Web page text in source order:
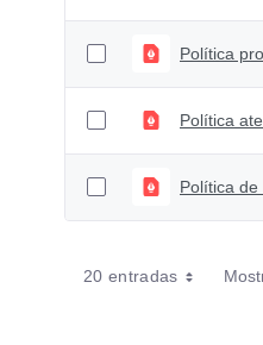
Política
Política
Política de
20 entradas